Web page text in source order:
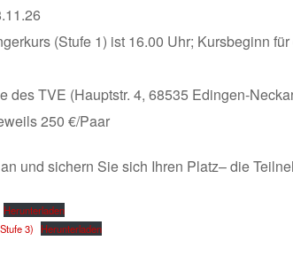
(Stufe 1) ist 16.00 Uhr; Kursbeginn
des TVE (Hauptstr. 4, 68535 Edingen-
250 €/Paar
und sichern Sie sich Ihren Platz– die
Herunterladen
3)
Herunterladen